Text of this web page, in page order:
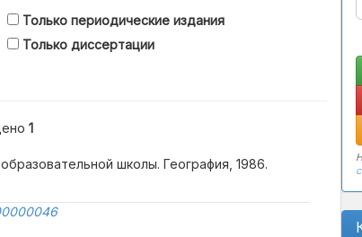
Только периодические издания
Только диссертации
1
школы. География, 1986.